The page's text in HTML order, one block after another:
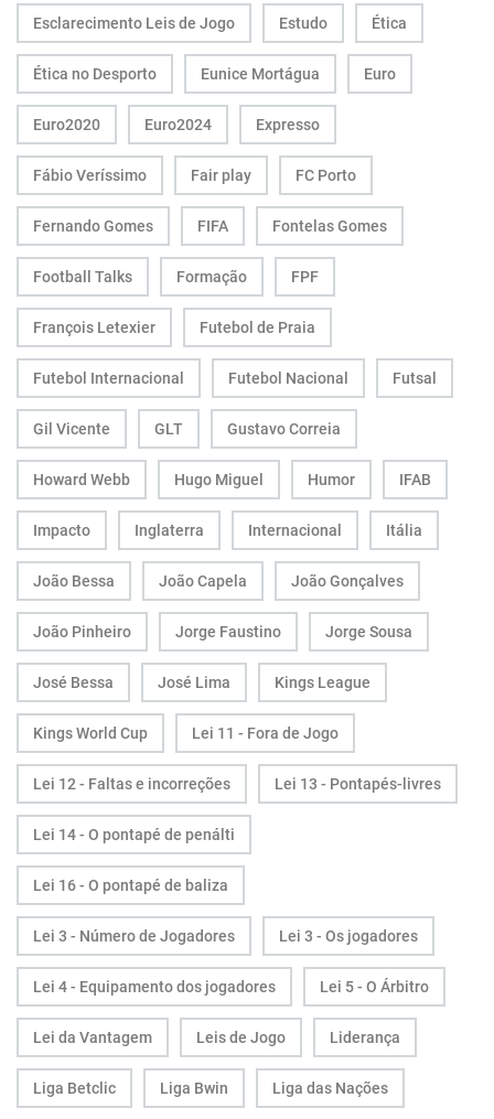
Esclarecimento Leis de Jogo Estudo Ética
Ética no Desporto Eunice Mortágua Euro
Euro2020 Euro2024 Expresso
Fábio Veríssimo Fair play FC Porto
Fernando Gomes FIFA Fontelas Gomes
Football Talks Formação FPF
François Letexier Futebol de Praia
Futebol Internacional Futebol Nacional Futsal
Gil Vicente GLT Gustavo Correia
Howard Webb Hugo Miguel Humor IFAB
Impacto Inglaterra Internacional Itália
João Bessa João Capela João Gonçalves
João Pinheiro Jorge Faustino Jorge Sousa
José Bessa José Lima Kings League
Kings World Cup Lei 11 - Fora de Jogo
Lei 12 - Faltas e incorreções Lei 13 - Pontapés-livres
Lei 14 - O pontapé de penálti
Lei 16 - O pontapé de baliza
Lei 3 - Número de Jogadores Lei 3 - Os jogadores
Lei 4 - Equipamento dos jogadores Lei 5 - O Árbitro
Lei da Vantagem Leis de Jogo Liderança
Liga Betclic Liga Bwin Liga das Nações